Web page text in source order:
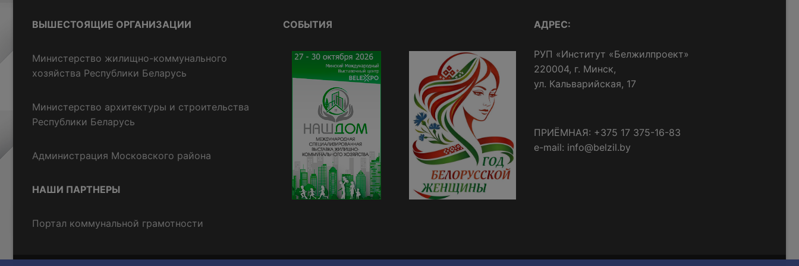
ВЫШЕСТОЯЩИЕ ОРГАНИЗАЦИИ
Министерство жилищно-коммунального
хозяйства Республики Беларусь
Министерство архитектуры и строительства
Республики Беларусь
Администрация Московского района
НАШИ ПАРТНЕРЫ
Портал коммунальной грамотности
СОБЫТИЯ АДРЕС:
РУП «Институт «Белжилпроект»
220004, г. Минск,
ул. Кальварийская, 17
ПРИЁМНАЯ: +375 17 375-16-83
e-mail: info@belzil.by